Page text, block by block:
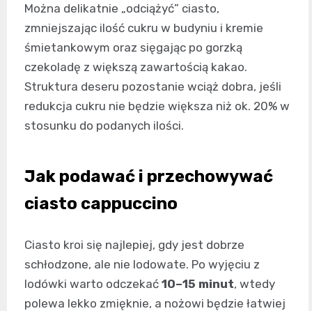
Można delikatnie „odciążyć” ciasto,
zmniejszając ilość cukru w budyniu i kremie
śmietankowym oraz sięgając po gorzką
czekoladę z większą zawartością kakao.
Struktura deseru pozostanie wciąż dobra, jeśli
redukcja cukru nie będzie większa niż ok. 20% w
stosunku do podanych ilości.
Jak podawać i przechowywać
ciasto cappuccino
Ciasto kroi się najlepiej, gdy jest dobrze
schłodzone, ale nie lodowate. Po wyjęciu z
lodówki warto odczekać 10–15 minut, wtedy
polewa lekko zmięknie, a nożowi będzie łatwiej